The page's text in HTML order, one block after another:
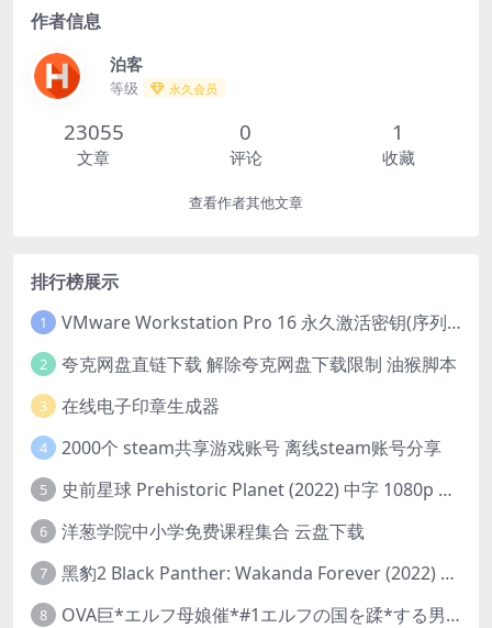
作者信息
泊客
等级 永久会员
23055
文章
0
评论
1
收藏
查看作者其他文章
排行榜展示
1 VMware Workstation Pro 16 永久激活密钥(序列号)
2 夸克网盘直链下载 解除夸克网盘下载限制 油猴脚本
3 在线电子印章生成器
4 2000个 steam共享游戏账号 离线steam账号分享
5 史前星球 Prehistoric Planet (2022) 中字 1080p 高清 阿里云盘 2022.5.27已更新全集
6 洋葱学院中小学免费课程集合 云盘下载
7 黑豹2 Black Panther: Wakanda Forever (2022) 高清版
8 OVA巨*エルフ母娘催*#1エルフの国を蹂*する男。汚された女王と姫